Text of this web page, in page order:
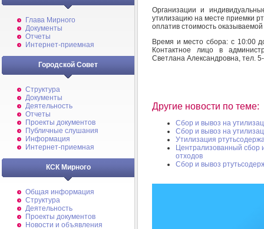
Глава Мирного
Документы
Отчеты
Интернет-приемная
Городской Совет
Структура
Документы
Деятельность
Отчеты
Проекты документов
Публичные слушания
Информация
Интернет-приемная
КСК Мирного
Общая информация
Структура
Деятельность
Проекты документов
Новости и объявления
Организации и
утилизацию на месте приемки
оплатив стоимость
Время и место сбора: с 10:00
Контактное лицо в
Светлана Александровна, тел.
Другие новости по теме:
Cбор и вывоз на
Сбор и вывоз на
Утилизация
Централизованный сбор
отходов
Сбор и вывоз